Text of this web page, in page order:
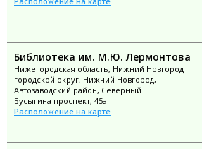
Библиотека им. М.Ю. Лермонтова
Нижегородская область, Нижний Новгород
городской округ, Нижний Новгород,
Автозаводский район, Северный
Бусыгина проспект, 45а
Расположение на карте